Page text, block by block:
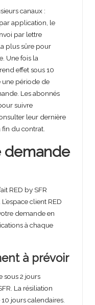
canaux :
par application, le
par lettre
plus sûre pour
Une fois la
effet sous 10
une période de
Les abonnés
suivre
leur dernière
fin du contrat.
demande
RED by SFR
client RED
demande en
à chaque
à prévoir
sous 2 jours
La résiliation
jours calendaires.